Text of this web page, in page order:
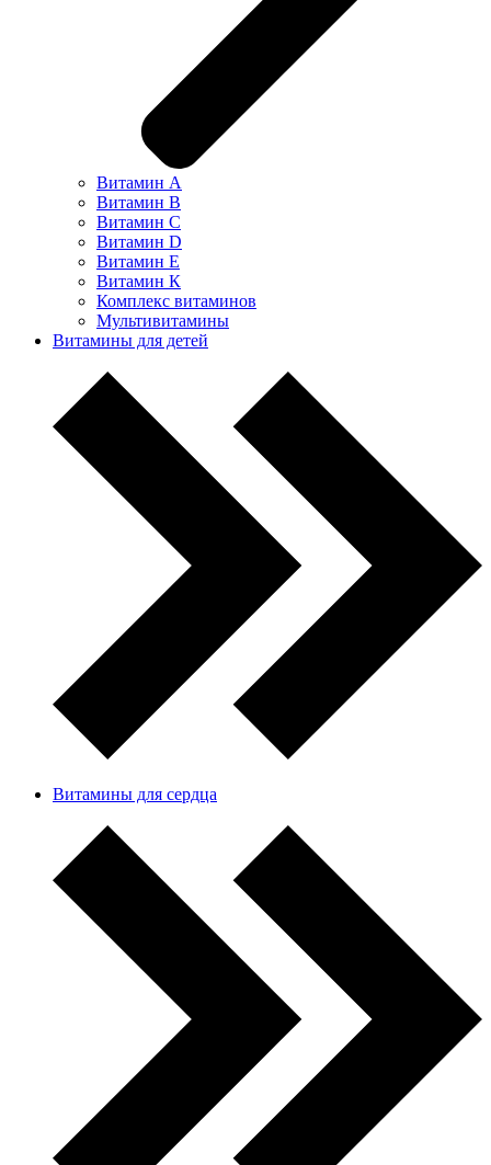
Витамин А
Витамин В
Витамин С
Витамин D
Витамин Е
Витамин К
Комплекс витаминов
Мультивитамины
Витамины для детей
Витамины для сердца